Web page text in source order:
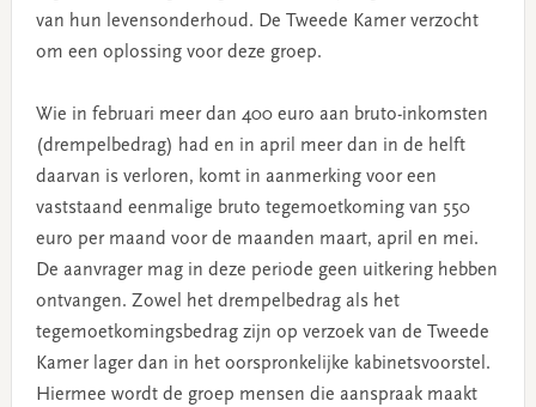
van hun levensonderhoud. De Tweede Kamer verzocht
om een oplossing voor deze groep.
Wie in februari meer dan 400 euro aan bruto-inkomsten
(drempelbedrag) had en in april meer dan in de helft
daarvan is verloren, komt in aanmerking voor een
vaststaand eenmalige bruto tegemoetkoming van 550
euro per maand voor de maanden maart, april en mei.
De aanvrager mag in deze periode geen uitkering hebben
ontvangen. Zowel het drempelbedrag als het
tegemoetkomingsbedrag zijn op verzoek van de Tweede
Kamer lager dan in het oorspronkelijke kabinetsvoorstel.
Hiermee wordt de groep mensen die aanspraak maakt